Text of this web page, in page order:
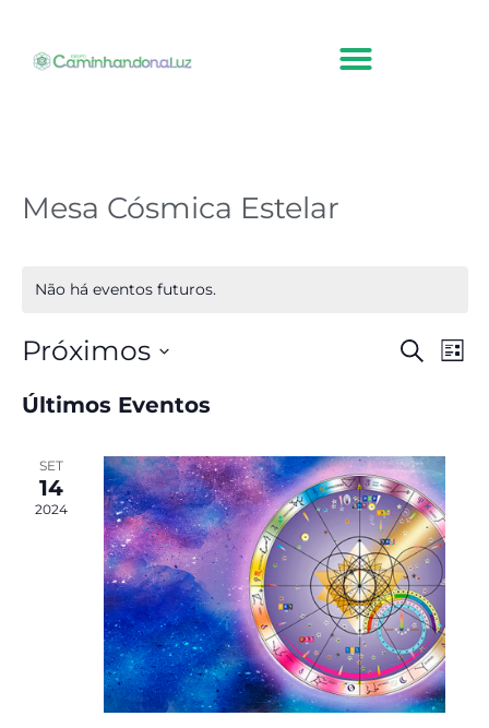
Mesa Cósmica Estelar
Não há eventos futuros.
de
visuais
de
Procurar
do
Lista
Próximos
a
Últimos Eventos
SET
14
2024